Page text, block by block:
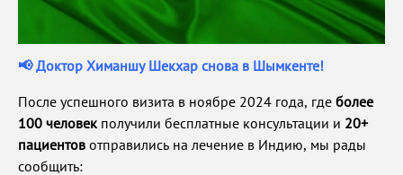
📢 Доктор Химаншу Шекхар снова в Шымкенте!
После успешного визита в ноябре 2024 года, где более
100 человекполучили бесплатные консультации и 20+
пациентов отправились на лечение в Индию, мы рады
сообщить: